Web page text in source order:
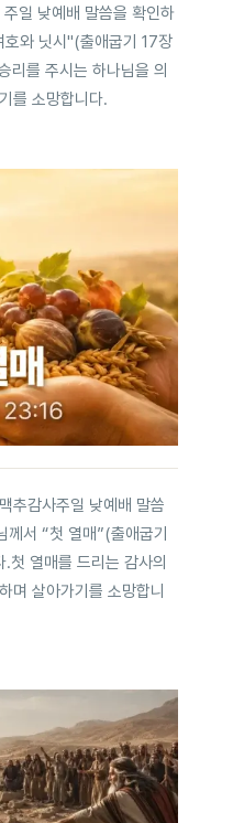
일 낮예배 말씀을 확인하
와 닛시"(출애굽기 17장
리를 주시는 하나님을 의
를 소망합니다.
추감사주일 낮예배 말씀
서 “첫 열매”(출애굽기
첫 열매를 드리는 감사의
며 살아가기를 소망합니